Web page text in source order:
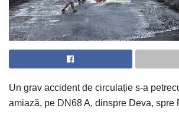
Un grav accident de circulație s-a
amiază, pe DN68 A, dinspre Deva, spre